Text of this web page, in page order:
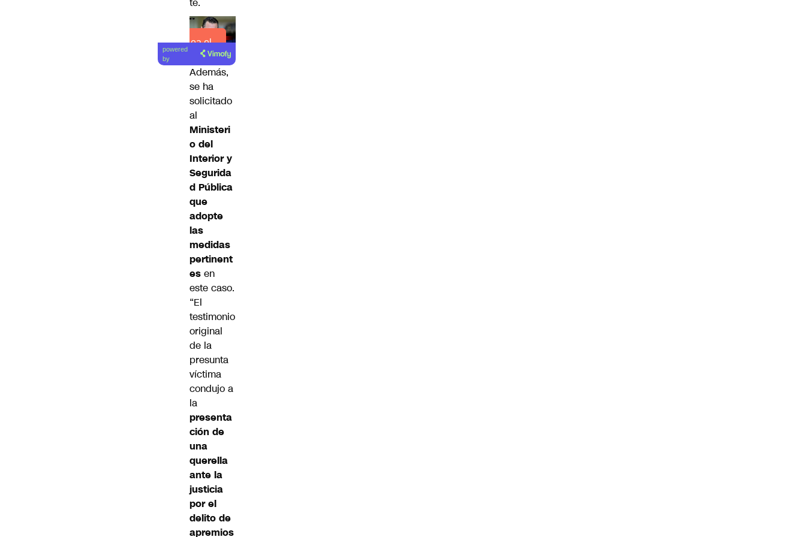
Lea el
artículo
powered
by
Además,
se ha
solicitado
al
Ministeri
o del
Interior y
Segurida
d Pública
que
adopte
las
medidas
pertinent
es en
este caso.
“El
testimonio
original
de la
presunta
víctima
condujo a
la
presenta
ción de
una
querella
ante la
justicia
por el
delito de
apremios